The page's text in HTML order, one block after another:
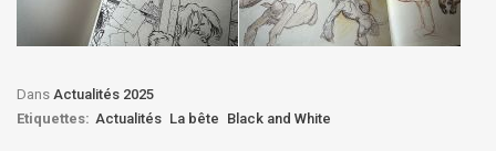
Dans Actualités 2025
Etiquettes: Actualités La bête Black and White